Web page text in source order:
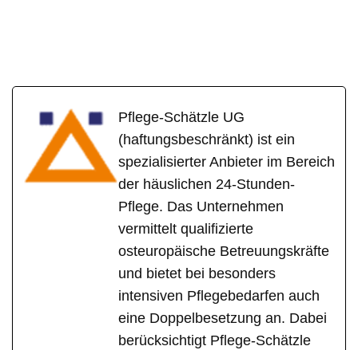
Pflege-Schätzle UG
(haftungsbeschränkt) ist ein
spezialisierter Anbieter im Bereich
der häuslichen 24-Stunden-
Pflege. Das Unternehmen
vermittelt qualifizierte
osteuropäische Betreuungskräfte
und bietet bei besonders
intensiven Pflegebedarfen auch
eine Doppelbesetzung an. Dabei
berücksichtigt Pflege-Schätzle